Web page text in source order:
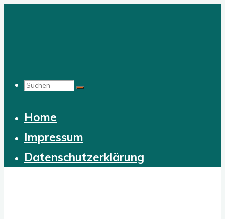
Suchen
Home
Impressum
Datenschutzerklärung